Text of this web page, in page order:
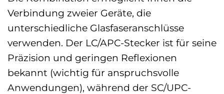
Verbindung zweier Geräte, die
unterschiedliche Glasfaseranschlüsse
verwenden. Der LC/APC-Stecker ist für seine
Präzision und geringen Reflexionen
bekannt (wichtig für anspruchsvolle
Anwendungen), während der SC/UPC-